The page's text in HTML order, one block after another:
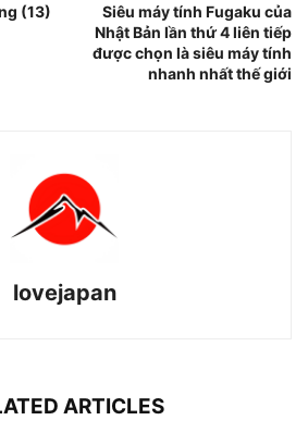
(13)
Siêu máy tính Fugaku của
Nhật Bản lần thứ 4 liên tiếp
được chọn là siêu máy tính
nhanh nhất thế giới
lovejapan
ARTICLES